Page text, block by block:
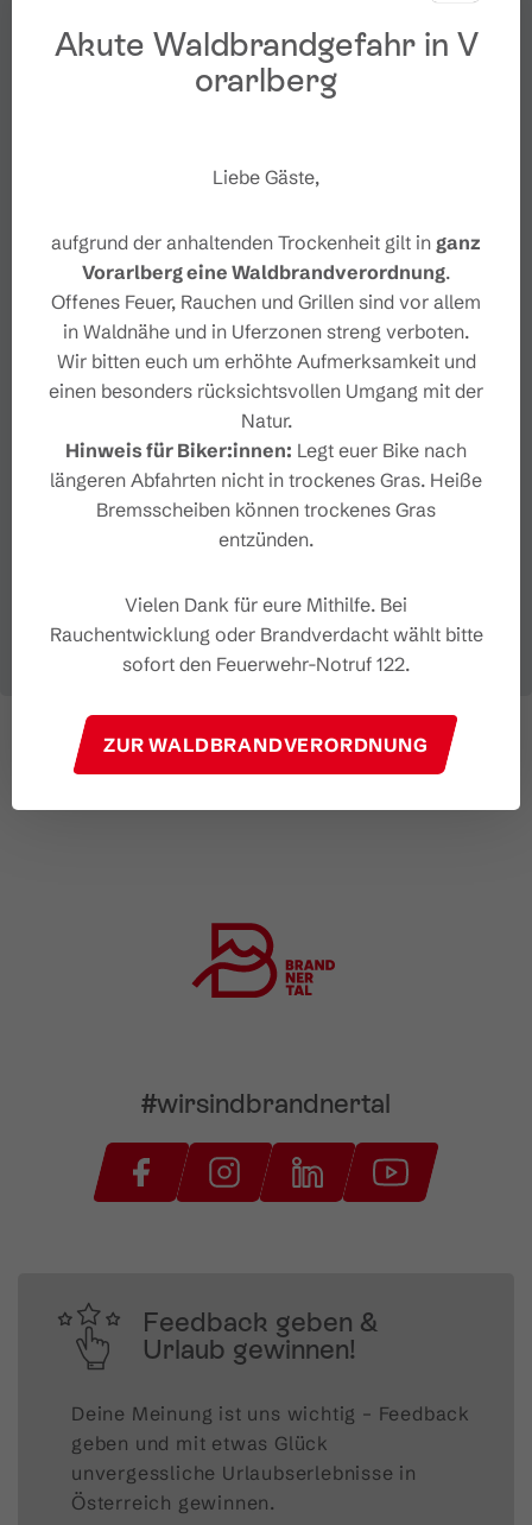
#wirsindbrandnertal
Feedback geben &
Urlaub gewinnen!
Deine Meinung ist uns wichtig – Feedback
geben und mit etwas Glück
unvergessliche Urlaubserlebnisse in
Österreich gewinnen.
Akute Waldbrandgefahr in V
orarlberg
Liebe Gäste,
aufgrund der anhaltenden Trockenheit gilt in ganz
Vorarlberg eine Waldbrandverordnung.
Offenes Feuer, Rauchen und Grillen sind vor allem
in Waldnähe und in Uferzonen streng verboten.
Wir bitten euch um erhöhte Aufmerksamkeit und
einen besonders rücksichtsvollen Umgang mit der
Natur.
Hinweis für Biker:innen: Legt euer Bike nach
längeren Abfahrten nicht in trockenes Gras. Heiße
Bremsscheiben können trockenes Gras
entzünden.
Vielen Dank für eure Mithilfe. Bei
Rauchentwicklung oder Brandverdacht wählt bitte
sofort den Feuerwehr-Notruf 122.
ZUR WALDBRANDVERORDNUNG